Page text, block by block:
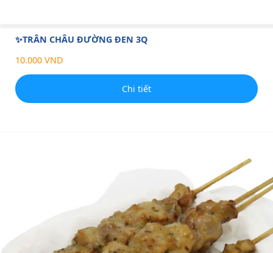
✨TRÂN CHÂU ĐƯỜNG ĐEN 3Q
10.000 VND
Chi tiết